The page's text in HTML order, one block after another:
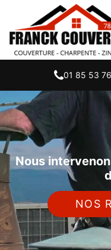
01 85 53
Nous
NOS